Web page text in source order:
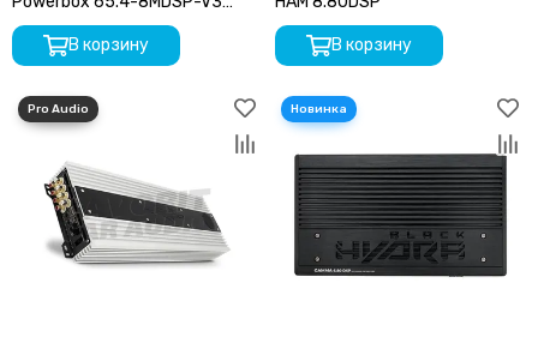
CLASS D
В корзину
В корзину